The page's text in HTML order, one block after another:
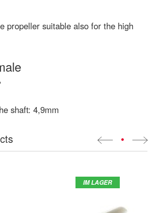
propeller suitable also for the high
shaft: 4,9mm
•
IM LAGER